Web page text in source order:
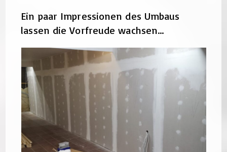
Ein paar Impressionen des Umbaus
lassen die Vorfreude wachsen…